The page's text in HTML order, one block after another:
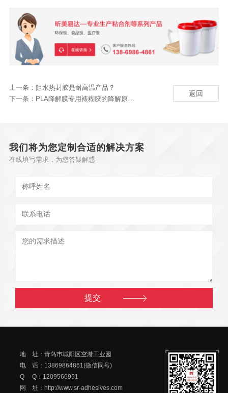
上一条： 阻水热封胶是耐高温产品？
下一条： PLA降解膜专用裱糊胶的降解原理是什么？
返回
我们将为您定制合适的解决方案
在线填写需求，为您答疑解惑
地 址：青岛市城阳区空港工业园
电 话：13869864861(微信同号)
Q Q：1209566951
网 址：http://www.sr-adhesives.com